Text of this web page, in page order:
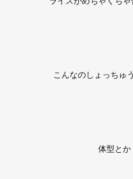
こんなのしょっちゅ
体型とか